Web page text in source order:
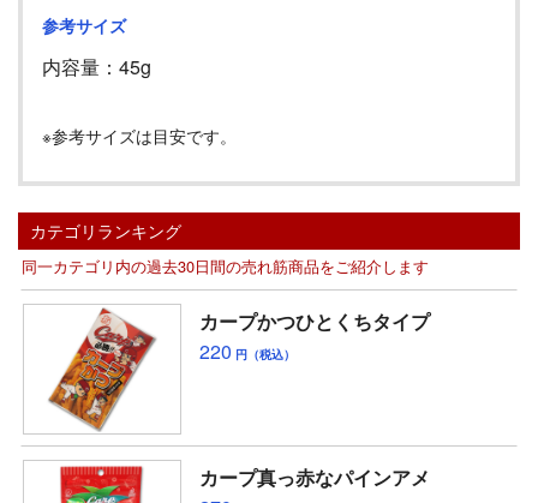
参考サイズ
内容量： 45g
※参考サイズは目安です。
カテゴリランキング
同一カテゴリ内の過去30日間の売れ筋商品をご紹介します
カープかつひとくちタイプ
220 円（税込）
カープ真っ赤なパインアメ